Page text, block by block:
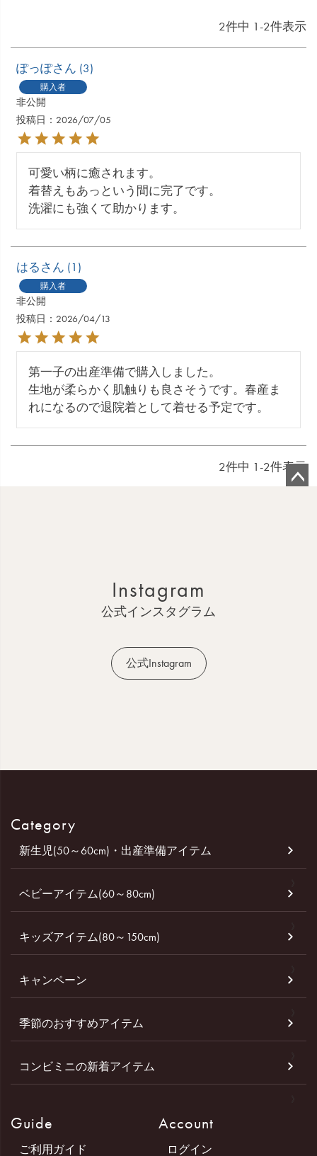
2件中 1 -2件表示
ぽっぽ 3
購入者
非公開
投稿日
2026/07/05
可愛い柄に癒されます。
着替えもあっという間に完了です。
洗濯にも強くて助かります。
はる 1
購入者
非公開
投稿日
2026/04/13
第一子の出産準備で購入しました。
生地が柔らかく肌触りも良さそうです。春産ま
れになるので退院着として着せる予定です。
2件中 1 -2件表示
Instagram
公式インスタグラム
公式Instagram
Category
新生児(50～60cm)・出産準備アイテム
ベビーアイテム(60～80cm)
キッズアイテム(80～150cm)
キャンペーン
季節のおすすめアイテム
コンビミニの新着アイテム
Guide
ご利用ガイド
Account
ログイン